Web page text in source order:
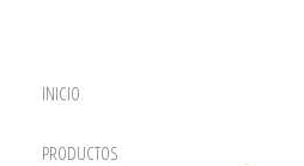
INICIO
PRODUCTOS